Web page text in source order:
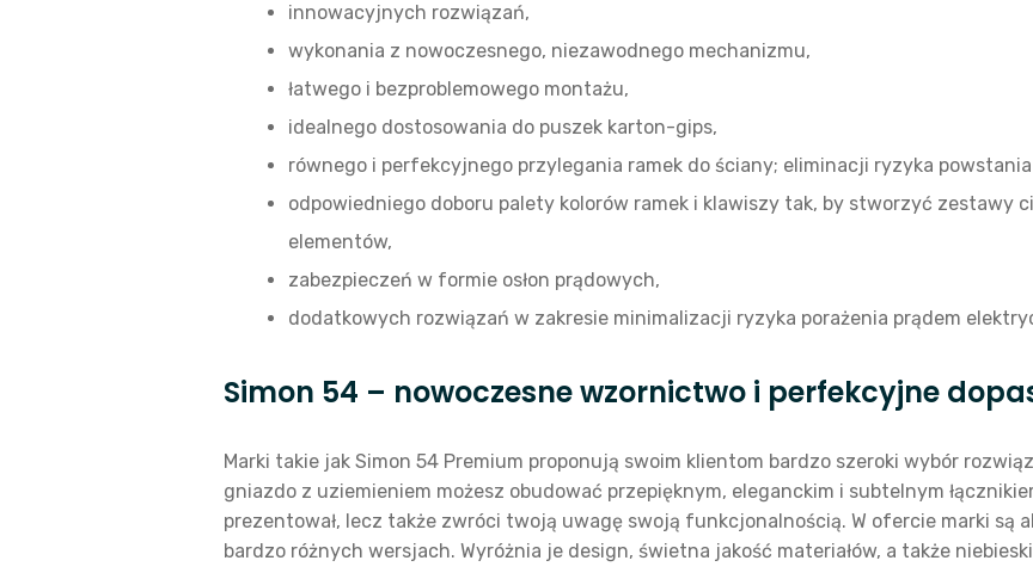
innowacyjnych rozwiązań,
wykonania z nowoczesnego, niezawodnego mechanizmu,
łatwego i bezproblemowego montażu,
idealnego dostosowania do puszek karton-gips,
równego i perfekcyjnego przylegania ramek do ściany; eliminacji ryzyka
odpowiedniego doboru palety kolorów ramek i klawiszy tak, by stworzyć zestawy
elementów,
zabezpieczeń w formie osłon prądowych,
dodatkowych rozwiązań w zakresie minimalizacji ryzyka porażenia prądem
Simon 54 – nowoczesne wzornictwo i perfekcyjne
Marki takie jak Simon 54 Premium proponują swoim klientom bardzo szeroki wybór
gniazdo z uziemieniem możesz obudować przepięknym, eleganckim i subtelnym
prezentował, lecz także zwróci twoją uwagę swoją funkcjonalnością. W ofercie marki są
bardzo różnych wersjach. Wyróżnia je design, świetna jakość materiałów, a także